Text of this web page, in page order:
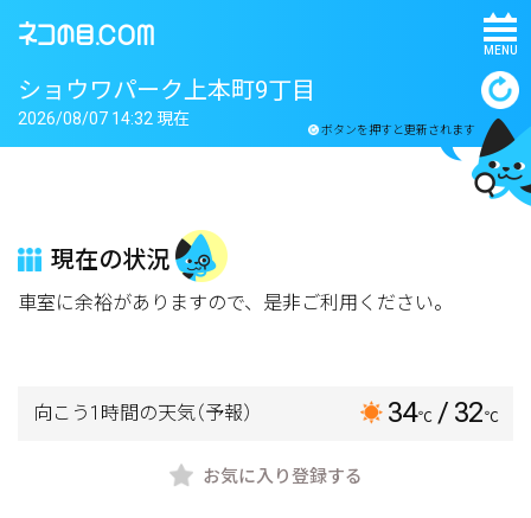
MENU
ショウワパーク上本町9丁目
ボタンを押すと更新されます
2026/08/07 14:32 現在
現在の状況
車室に余裕がありますので、是非ご利用ください。
向こう1時間の天気（予報） 34℃ / 32℃
お気に入り登録する